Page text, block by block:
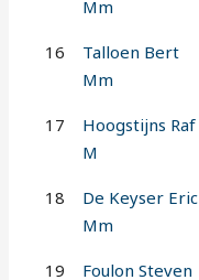
Mm
16
Talloen Bert
Mm
17
Hoogstijns Raf
M
18
De Keyser Eric
Mm
19
Foulon Steven